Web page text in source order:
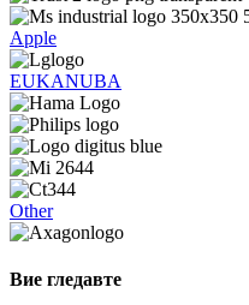
Apple
EUKANUBA
Other
Вие гледавте